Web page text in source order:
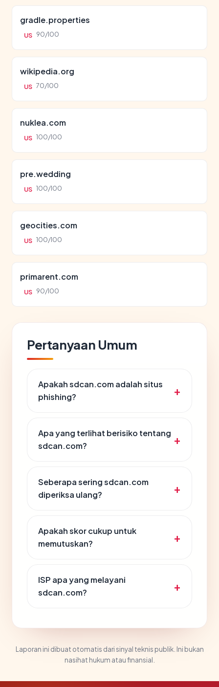
gradle.properties
US 90/100
wikipedia.org
US 70/100
nuklea.com
US 100/100
pre.wedding
US 100/100
geocities.com
US 100/100
primarent.com
US 90/100
Pertanyaan Umum
Apakah sdcan.com adalah situs
phishing?
Apa yang terlihat berisiko tentang
sdcan.com?
Seberapa sering sdcan.com
diperiksa ulang?
Apakah skor cukup untuk
memutuskan?
ISP apa yang melayani
sdcan.com?
Laporan ini dibuat otomatis dari sinyal teknis publik. Ini bukan
nasihat hukum atau finansial.